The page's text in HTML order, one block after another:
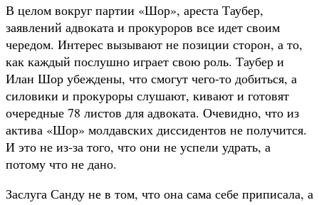
В целом вокруг партии «Шор», ареста Таубер,
заявлений адвоката и прокуроров все идет своим
чередом. Интерес вызывают не позиции сторон, а то,
как каждый послушно играет свою роль. Таубер и
Илан Шор убеждены, что смогут чего-то добиться, а
силовики и прокуроры слушают, кивают и готовят
очередные 78 листов для адвоката. Очевидно, что из
актива «Шор» молдавских диссидентов не получится.
И это не из-за того, что они не успели удрать, а
потому что не дано.
Заслуга Санду не в том, что она сама себе приписала, а